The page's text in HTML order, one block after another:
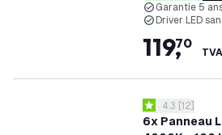
Garantie 5
Driver LED
119,
70
6x Panneau
ouvrir le
4.3 étoiles de
4.3 [12]